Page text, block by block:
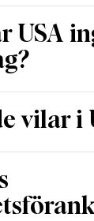
USA
vilar i